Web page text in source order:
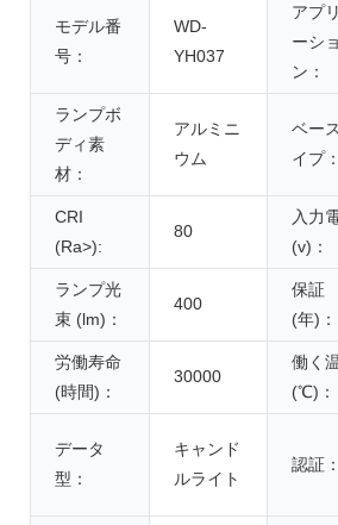
モデル番
号：
WD-
YH037
アプ
ーショ
ン：
ランプボ
ディ素
材：
アルミニ
ウム
ベー
イプ：
CRI
(Ra>):
80
入力
(v)：
ランプ光
束 (lm)：
400
保証
(年)：
労働寿命
(時間)：
30000
働く
(℃)：
データ
型：
キャンド
ルライト
認証：